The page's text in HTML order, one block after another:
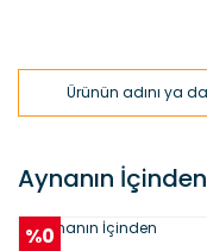
Aynanın İçinden
%0